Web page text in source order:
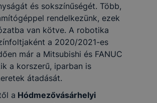
és sokszínűségét. Több,
rendelkezünk, ezek
van kötve. A robotika
a 2020/2021-es
már a Mitsubishi és FANUC
a korszerű, iparban is
átadását.
a Hódmezővásárhelyi